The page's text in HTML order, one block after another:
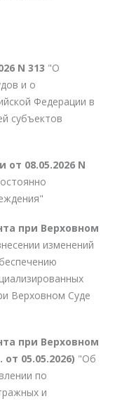
N 313 "О
и о
Федерации в
субъектов
08.05.2026 N
при Верховном
изменений
Верховном Суде
при Верховном
05.05.2026) "Об
по
и